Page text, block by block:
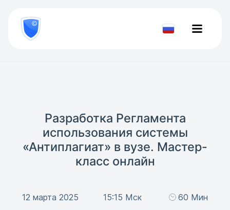
800
777-
81-Проверить
Разработка Регламента
использования системы
«Антиплагиат» в вузе. Мастер-
класс онлайн
12 марта 2025 15:15 Мск 60 Мин